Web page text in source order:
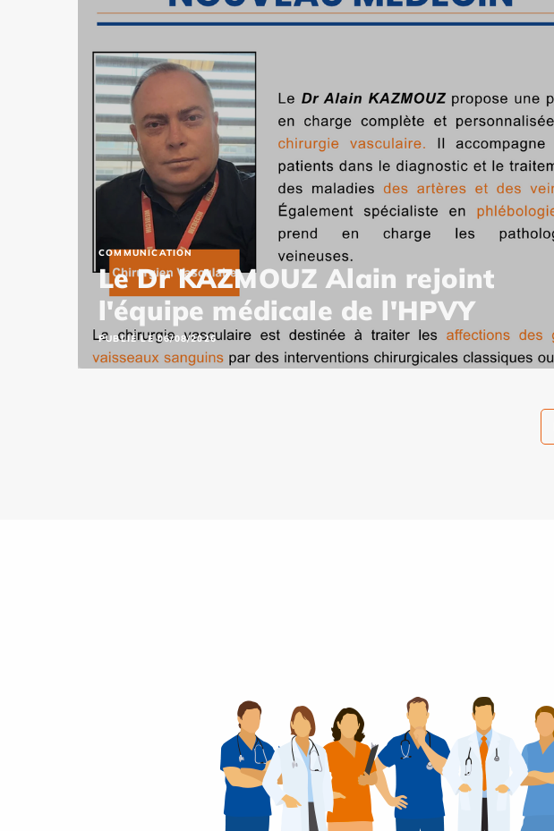
COMMUNICATION
Le Dr KAZMOUZ Alain rejoint
l'équipe médicale de l'HPVY
PUBLIÉ LE 06/08/2026